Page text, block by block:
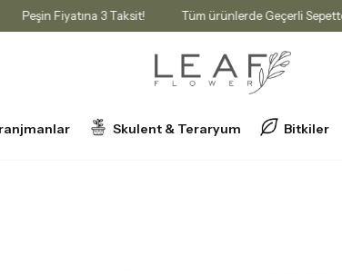
Peşin Fiyatına 3 Taksit! Tüm ürünlerde Geçerli
Skulent & Teraryum Bitkiler